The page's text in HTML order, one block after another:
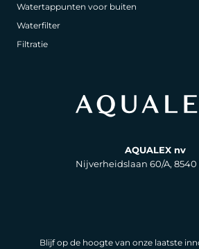
Watertappunten voor buiten
Waterfilter
Filtratie
AQUALEX nv
Nijverheidslaan 60/A,
Blijf op de hoogte van onze laatste